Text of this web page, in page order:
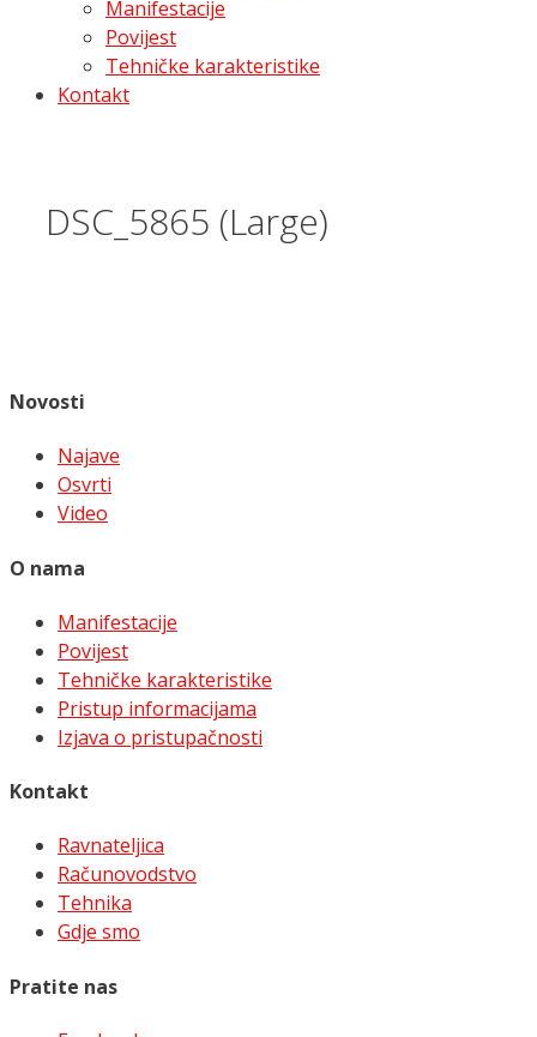
Manifestacije
Povijest
Tehničke karakteristike
Kontakt
DSC_5865 (Large)
Novosti
Najave
Osvrti
Video
O nama
Manifestacije
Povijest
Tehničke karakteristike
Pristup informacijama
Izjava o pristupačnosti
Kontakt
Ravnateljica
Računovodstvo
Tehnika
Gdje smo
Pratite nas